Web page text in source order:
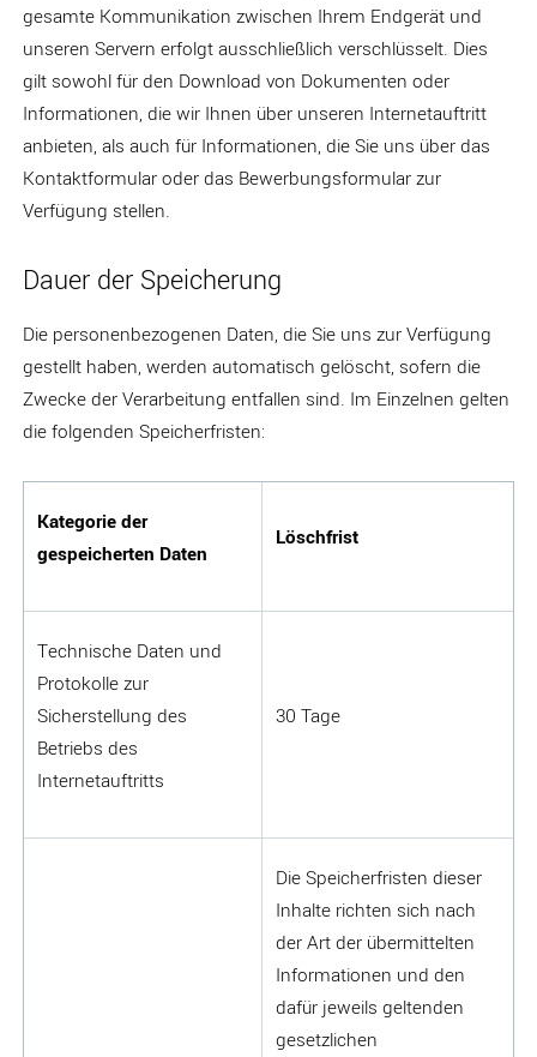
gesamte Kommunikation zwischen Ihrem Endgerät und
unseren Servern erfolgt ausschließlich verschlüsselt. Dies
gilt sowohl für den Download von Dokumenten oder
Informationen, die wir Ihnen über unseren Internetauftritt
anbieten, als auch für Informationen, die Sie uns über das
Kontaktformular oder das Bewerbungsformular zur
Verfügung stellen.
Dauer der Speicherung
Die personenbezogenen Daten, die Sie uns zur Verfügung
gestellt haben, werden automatisch gelöscht, sofern die
Zwecke der Verarbeitung entfallen sind. Im Einzelnen gelten
die folgenden Speicherfristen:
Kategorie der
gespeicherten Daten
Löschfrist
Technische Daten und
Protokolle zur
Sicherstellung des
Betriebs des
Internetauftritts
30 Tage
Die Speicherfristen dieser
Inhalte richten sich nach
der Art der übermittelten
Informationen und den
dafür jeweils geltenden
gesetzlichen